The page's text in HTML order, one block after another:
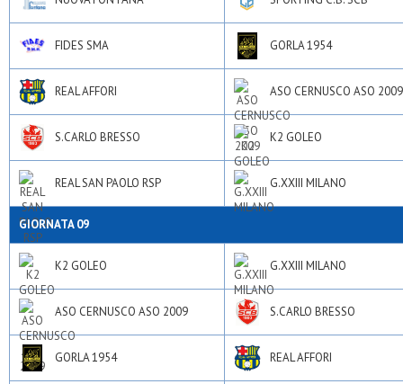
FIDES SMA GORLA 1954
REAL AFFORI ASO CERNUSCO ASO 2009
S.CARLO BRESSO K2 GOLEO
REAL SAN PAOLO RSP G.XXIII MILANO
GIORNATA 09
K2 GOLEO G.XXIII MILANO
ASO CERNUSCO ASO 2009 S.CARLO BRESSO
GORLA 1954 REAL AFFORI